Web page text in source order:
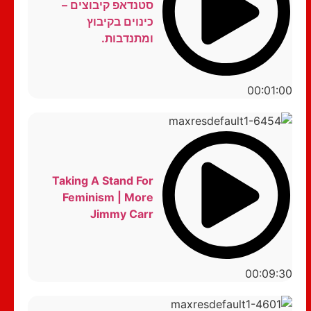
00:01:00
סטנדאפ קיבוצים –
כינוים בקיבוץ
ומתנדבות.
00:09:30
Taking A Stand For
Feminism | More
Jimmy Carr